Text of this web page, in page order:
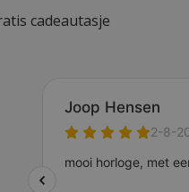
cadeautasje